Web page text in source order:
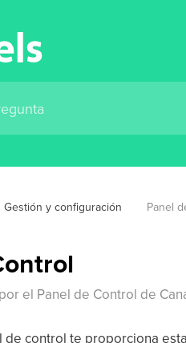
Gestión y configuración Panel
el Panel de Control de
de control te proporciona